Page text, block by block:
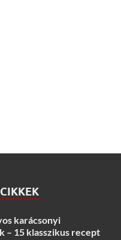
karácsonyi
– 15 klasszikus recept